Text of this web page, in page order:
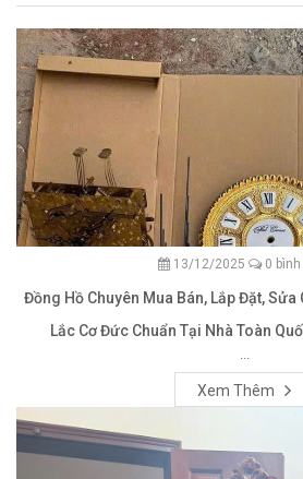
13/12/2025 0 bình
Đồng Hồ Chuyên Mua Bán, Lắp Đặt, Sửa
Lắc Cơ Đức Chuẩn Tại Nhà Toàn
Xem Thêm